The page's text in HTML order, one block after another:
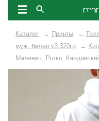
Каталог → Принты →
муж. белая v3 320гр
→
Малевич, Ротко,